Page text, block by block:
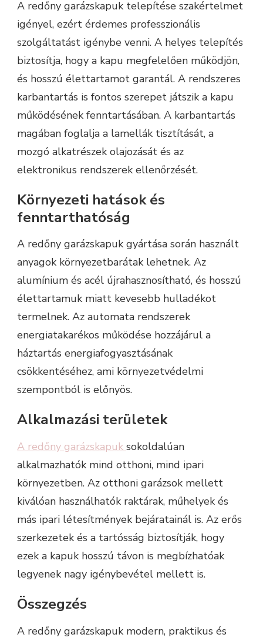
A redőny garázskapuk telepítése szakértelmet
igényel, ezért érdemes professzionális
szolgáltatást igénybe venni. A helyes telepítés
biztosítja, hogy a kapu megfelelően működjön,
és hosszú élettartamot garantál. A rendszeres
karbantartás is fontos szerepet játszik a kapu
működésének fenntartásában. A karbantartás
magában foglalja a lamellák tisztítását, a
mozgó alkatrészek olajozását és az
elektronikus rendszerek ellenőrzését.
Környezeti hatások és
fenntarthatóság
A redőny garázskapuk gyártása során használt
anyagok környezetbarátak lehetnek. Az
alumínium és acél újrahasznosítható, és hosszú
élettartamuk miatt kevesebb hulladékot
termelnek. Az automata rendszerek
energiatakarékos működése hozzájárul a
háztartás energiafogyasztásának
csökkentéséhez, ami környezetvédelmi
szempontból is előnyös.
Alkalmazási területek
A redőny garázskapuk sokoldalúan
alkalmazhatók mind otthoni, mind ipari
környezetben. Az otthoni garázsok mellett
kiválóan használhatók raktárak, műhelyek és
más ipari létesítmények bejáratainál is. Az erős
szerkezetek és a tartósság biztosítják, hogy
ezek a kapuk hosszú távon is megbízhatóak
legyenek nagy igénybevétel mellett is.
Összegzés
A redőny garázskapuk modern, praktikus és